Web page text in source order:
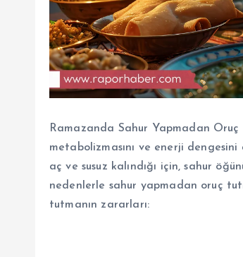
Ramazanda Sahur Yapmadan Oruç
metabolizmasını ve enerji
aç ve susuz kalındığı için, sahur
nedenlerle sahur yapmadan oruç
tutmanın zararları: